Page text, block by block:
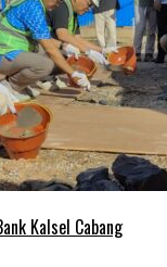
Kalsel Cabang